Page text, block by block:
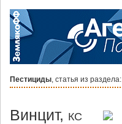
Пестициды, статья из раздела:
Винцит, КС